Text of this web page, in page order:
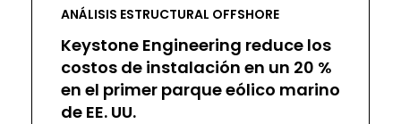
ANÁLISIS ESTRUCTURAL OFFSHORE
Keystone Engineering reduce los
costos de instalación en un 20 %
en el primer parque eólico marino
de EE. UU.